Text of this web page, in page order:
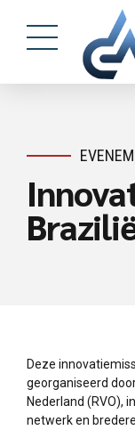
Deze
georganiseerd
Nederland (RVO),
netwerk en